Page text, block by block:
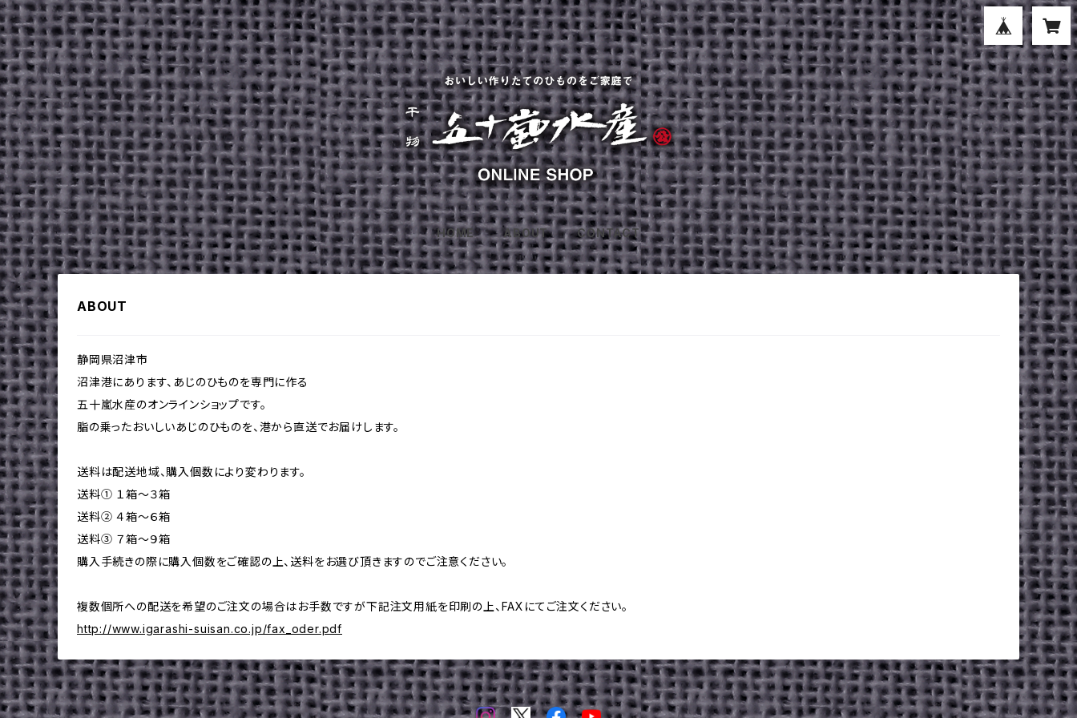
HOME ABOUT CONTACT
ABOUT
静岡県沼津市
沼津港にあります、あじのひものを専門に作る
五十嵐水産のオンラインショップです。
脂の乗ったおいしいあじのひものを、港から直送でお届けします。
送料は配送地域、購入個数により変わります。
送料① １箱～３箱
送料② ４箱～６箱
送料③ ７箱～９箱
購入手続きの際に購入個数をご確認の上、送料をお選び頂きますのでご注意ください。
複数個所への配送を希望のご注文の場合はお手数ですが下記注文用紙を印刷の上、FAXにてご注文ください。
http://www.igarashi-suisan.co.jp/fax_oder.pdf